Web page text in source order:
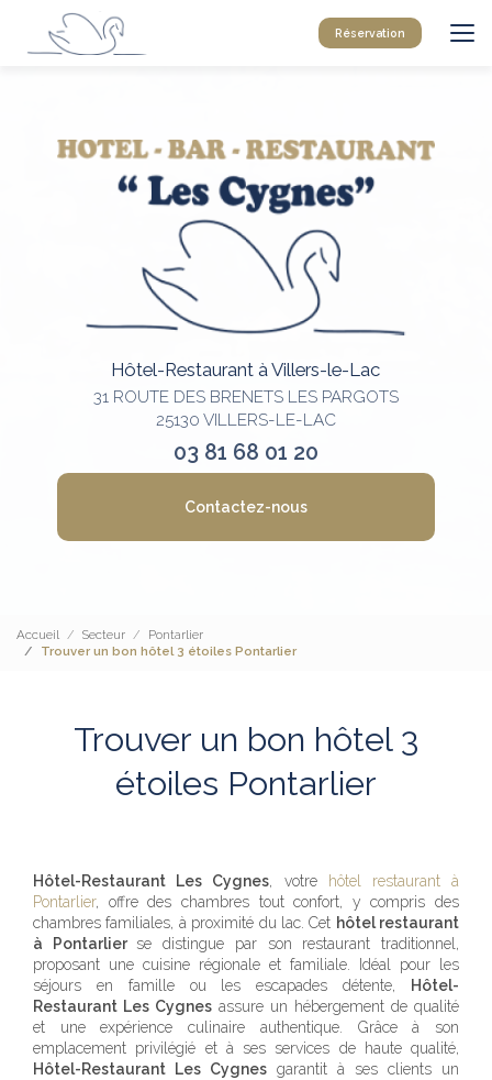
contenu
Réservation
Hôtel-Restaurant à Villers-le-Lac
31 ROUTE DES BRENETS LES PARGOTS
25130 VILLERS-LE-LAC
03 81 68 01 20
Contactez-nous
Accueil Secteur
Pontarlier
Trouver un bon hôtel 3 étoiles Pontarlier
Trouver un bon hôtel 3
étoiles Pontarlier
Hôtel-Restaurant Les Cygnes, votre
hôtel restaurant à
Pontarlier, offre des chambres tout confort, y compris des
chambres familiales, à proximité du lac. Cet hôtel restaurant
à Pontarlier se distingue par son restaurant traditionnel,
proposant une cuisine régionale et familiale. Idéal pour les
séjours en famille ou les escapades détente,
Hôtel-
Restaurant Les Cygnes assure un hébergement de qualité
et une expérience culinaire authentique. Grâce à son
emplacement privilégié et à ses services de haute qualité,
Hôtel-Restaurant Les Cygnes garantit à ses clients un